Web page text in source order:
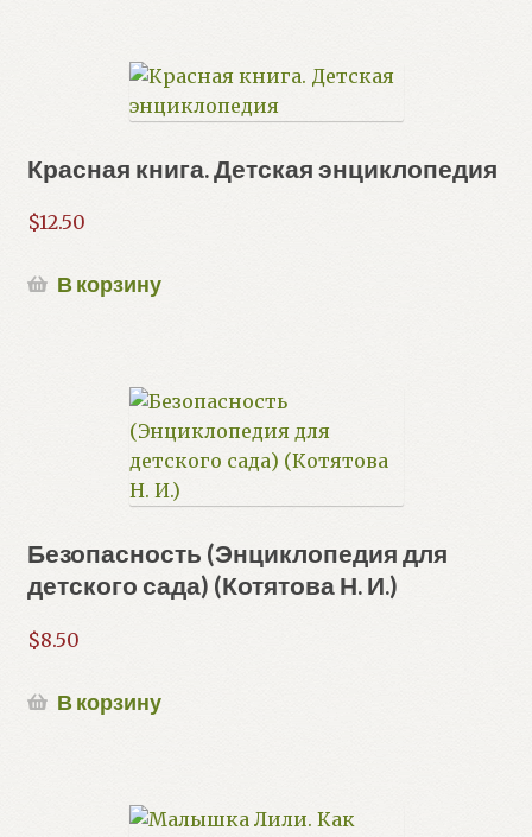
Красная книга. Детская энциклопедия
$12.50
В корзину
Безопасность (Энциклопедия для
детского сада) (Котятова Н. И.)
$8.50
В корзину